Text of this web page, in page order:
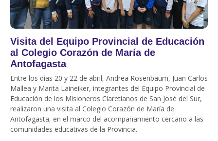
Visita del Equipo Provincial de Educación
al Colegio Corazón de María de
Antofagasta
Entre los días 20 y 22 de abril, Andrea Rosenbaum, Juan Carlos
Mallea y Marita Laineiker, integrantes del Equipo Provincial de
Educación de los Misioneros Claretianos de San José del Sur,
realizaron una visita al Colegio Corazón de María de
Antofagasta, en el marco del acompañamiento cercano a las
comunidades educativas de la Provincia.